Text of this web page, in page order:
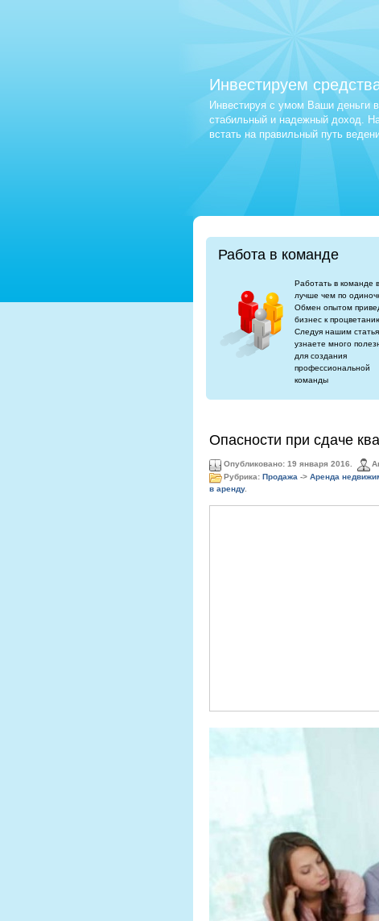
Инвестируем
Инвестируя с умом Ваши деньги
стабильный и надежный доход.
встать на правильный путь
Работа в команде
Работать в команде
лучше чем по
Обмен опытом
бизнес к
Следуя нашим
узнаете много
для создания
профессиональной
команды
Опасности при сдаче
Опубликовано: 19 января 2016.
Рубрика: Продажа -> Аренда
в аренду.